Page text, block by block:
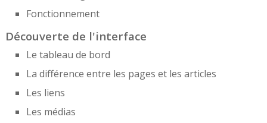
Fonctionnement
Découverte de l'interface
Le tableau de bord
La différence entre les pages et les articles
Les liens
Les médias